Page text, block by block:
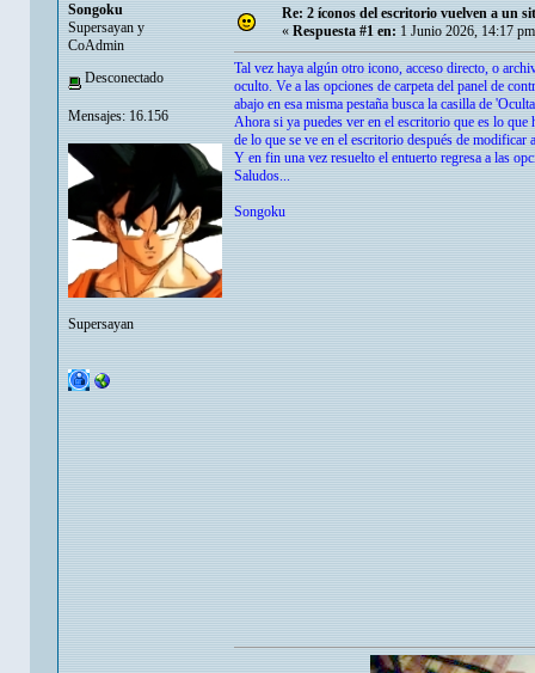
Songoku
Supersayan y
CoAdmin
Desconectado
Mensajes: 16.156
Supersayan
Re: 2 íconos del escritorio vuelven a un
« Respuesta #1 en: 1 Junio 2026, 14:17
Tal vez haya algún otro icono, acceso directo, o
oculto. Ve a las opciones de carpeta del panel de
abajo en esa misma pestaña busca la casilla de
Ahora si ya puedes ver en el escritorio que es lo que
de lo que se ve en el escritorio después de modificar
Y en fin una vez resuelto el entuerto regresa a las
Saludos...
Songoku